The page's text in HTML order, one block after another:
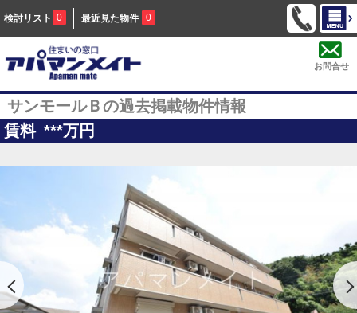
検討リスト 0 最近見た物件 0
お問合せ
サンモールＢの過去掲載物件情報
賃料 ***万円